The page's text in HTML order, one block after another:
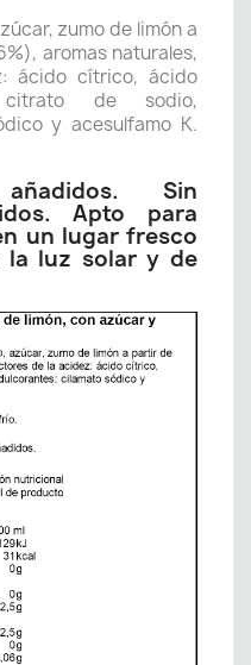
zumo de limón a
aromas naturales,
ácido cítrico, ácido
citrato de sodio,
y acesulfamo K.
Sin
Apto para
un lugar fresco
la luz solar y de